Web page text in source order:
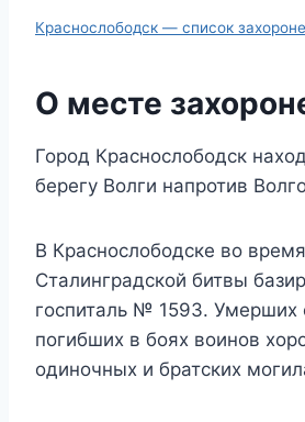
Краснослободск — список
О месте
Город Краснослободск
берегу Волги напротив
В Краснослободске во время
Сталинградской битвы
госпиталь № 1593. Умерших
погибших в боях воинов
одиночных и братских